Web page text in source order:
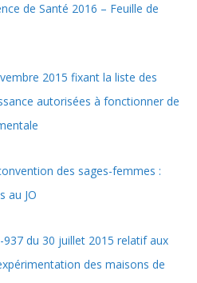
de Santé 2016 – Feuille de
2015 fixant la liste des
autorisées à fonctionner de
des sages-femmes :
au JO
du 30 juillet 2015 relatif aux
des maisons de